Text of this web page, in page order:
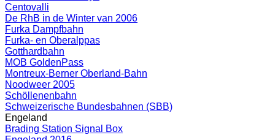
Centovalli
De RhB in de Winter van 2006
Furka Dampfbahn
Furka- en Oberalppas
Gotthardbahn
MOB GoldenPass
Montreux-Berner Oberland-Bahn
Noodweer 2005
Schöllenenbahn
Schweizerische Bundesbahnen (SBB)
Engeland
Brading Station Signal Box